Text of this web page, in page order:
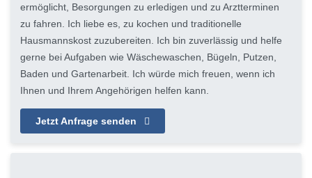
ermöglicht, Besorgungen zu erledigen und zu Arztterminen
zu fahren. Ich liebe es, zu kochen und traditionelle
Hausmannskost zuzubereiten. Ich bin zuverlässig und helfe
gerne bei Aufgaben wie Wäschewaschen, Bügeln, Putzen,
Baden und Gartenarbeit. Ich würde mich freuen, wenn ich
Ihnen und Ihrem Angehörigen helfen kann.
Jetzt Anfrage senden